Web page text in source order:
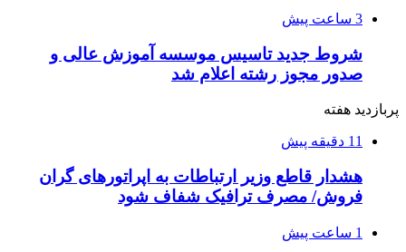
3 ساعت پیش
شروط جدید تاسیس موسسه آموزش عالی و
صدور مجوز رشته اعلام شد
پربازدید هفته
11 دقیقه پیش
هشدار قاطع وزیر ارتباطات به اپراتورهای گران
فروش/ مصرف ترافیک شفاف شود
1 ساعت پیش